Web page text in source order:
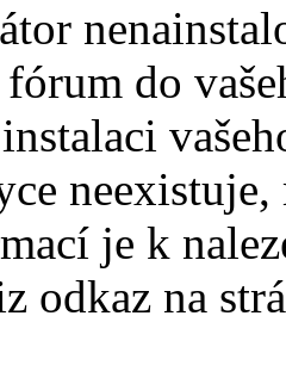
do
je k
odkaz na